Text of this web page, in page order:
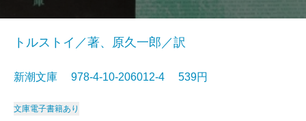
トルストイ／著、原久一郎／訳
新潮文庫 978-4-10-206012-4 539円
文庫電子書籍あり